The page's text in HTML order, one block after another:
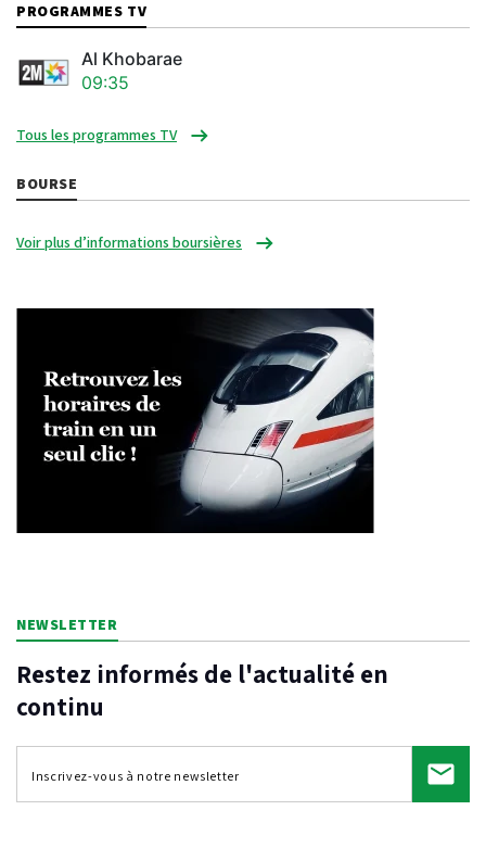
PROGRAMMES TV
Al Khobarae
09:35
Tous les programmes TV
BOURSE
Voir plus d’informations boursières
NEWSLETTER
Restez informés de l'actualité en
continu